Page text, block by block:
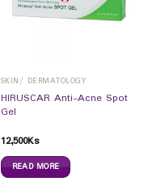
SKIN/ DERMATOLOGY
HIRUSCAR Anti-Acne Spot
Gel
12,500Ks
READ MORE